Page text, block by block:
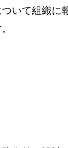
いて組織に